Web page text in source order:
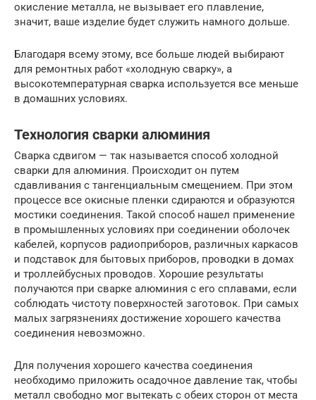
окисление металла, не вызывает его плавление,
значит, ваше изделие будет служить намного дольше.
Благодаря всему этому, все больше людей выбирают
для ремонтных работ «холодную сварку», а
высокотемпературная сварка используется все меньше
в домашних условиях.
Технология сварки алюминия
Сварка сдвигом — так называется способ холодной
сварки для алюминия. Происходит он путем
сдавливания с тангенциальным смещением. При этом
процессе все окисные пленки сдираются и образуются
мостики соединения. Такой способ нашел применение
в промышленных условиях при соединении оболочек
кабелей, корпусов радиоприборов, различных каркасов
и подставок для бытовых приборов, проводки в домах
и троллейбусных проводов. Хорошие результаты
получаются при сварке алюминия с его сплавами, если
соблюдать чистоту поверхностей заготовок. При самых
малых загрязнениях достижение хорошего качества
соединения невозможно.
Для получения хорошего качества соединения
необходимо приложить осадочное давление так, чтобы
металл свободно мог вытекать с обеих сторон от места